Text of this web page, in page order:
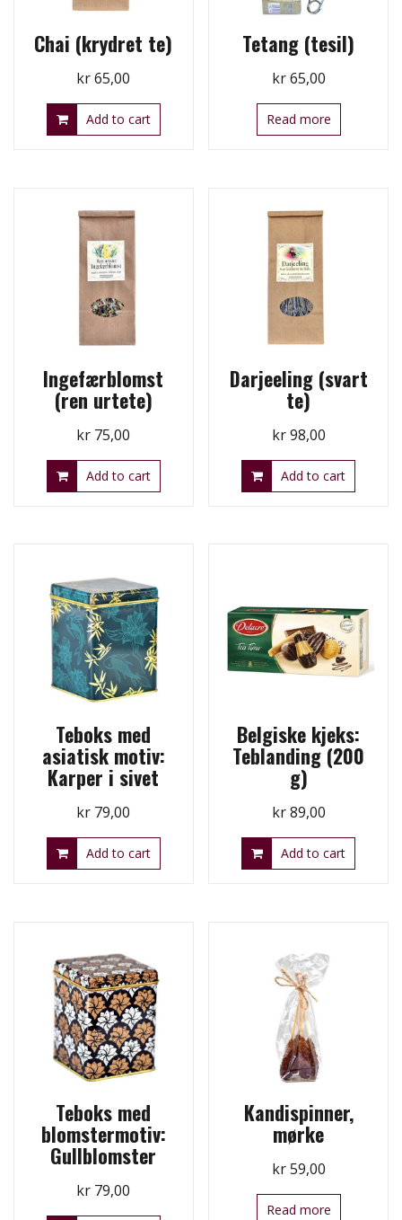
Chai (krydret te)
kr65,00
Add to cart
Tetang (tesil)
kr65,00
Read more
Ingefærblomst
(ren urtete)
kr 75,00
Add to cart
Darjeeling (svart
te)
kr98,00
Add to cart
Teboks med
asiatisk motiv:
Karper i sivet
kr 79,00
Add to cart
Belgiske kjeks:
Teblanding (200
g)
kr89,00
Add to cart
Teboks med
blomstermotiv:
Gullblomster
kr 79,00
Kandispinner,
mørke
kr59,00
Read more